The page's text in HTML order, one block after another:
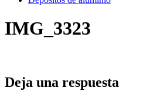
IMG_3323
Deja una respuesta